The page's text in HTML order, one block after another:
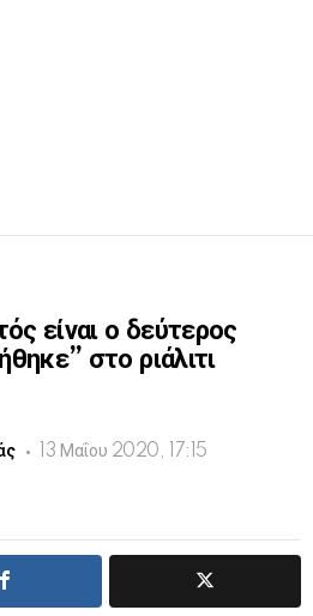
είναι ο δεύτερος
στο ριάλιτι
13 Μαΐου 2020, 17:15